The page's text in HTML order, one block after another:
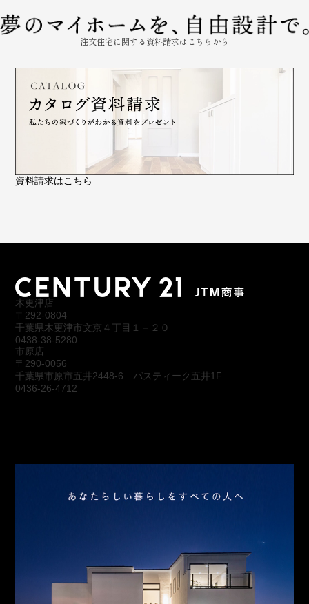
注文住宅に関する資料請求はこちらから
資料請求はこちら
木更津店
〒292-0804
千葉県木更津市文京４丁目１－２０
0438-38-5280
市原店
〒290-0056
千葉県市原市五井2448-6 パスティーク五井1F
0436-26-4712